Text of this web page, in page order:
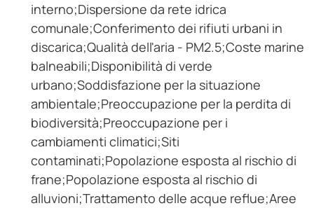
interno;Dispersione da rete idrica
comunale;Conferimento dei rifiuti urbani in
discarica;Qualità dell'aria - PM2.5;Coste marine
balneabili;Disponibilità di verde
urbano;Soddisfazione per la situazione
ambientale;Preoccupazione per la perdita di
biodiversità;Preoccupazione per i
cambiamenti climatici;Siti
contaminati;Popolazione esposta al rischio di
frane;Popolazione esposta al rischio di
alluvioni;Trattamento delle acque reflue;Aree